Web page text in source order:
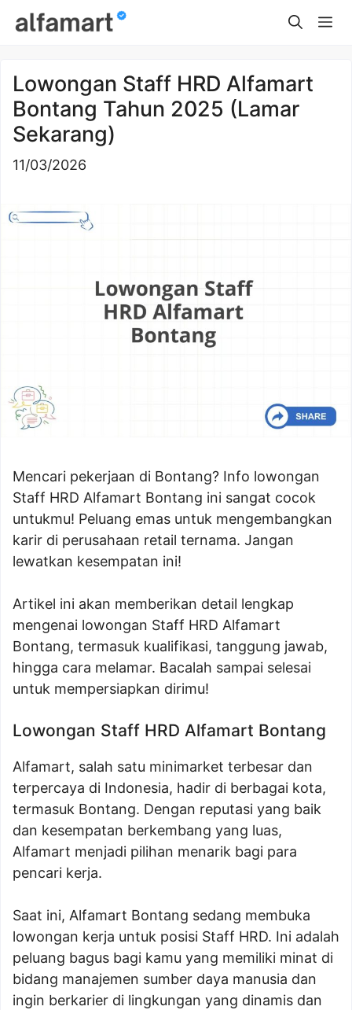
Lowongan Staff HRD Alfamart
Bontang Tahun 2025 (Lamar
Sekarang)
11/03/2026
Mencari pekerjaan di Bontang? Info lowongan
Staff HRD Alfamart Bontang ini sangat cocok
untukmu! Peluang emas untuk mengembangkan
karir di perusahaan retail ternama. Jangan
lewatkan kesempatan ini!
Artikel ini akan memberikan detail lengkap
mengenai lowongan Staff HRD Alfamart
Bontang, termasuk kualifikasi, tanggung jawab,
hingga cara melamar. Bacalah sampai selesai
untuk mempersiapkan dirimu!
Lowongan Staff HRD Alfamart Bontang
Alfamart, salah satu minimarket terbesar dan
terpercaya di Indonesia, hadir di berbagai kota,
termasuk Bontang. Dengan reputasi yang baik
dan kesempatan berkembang yang luas,
Alfamart menjadi pilihan menarik bagi para
pencari kerja.
Saat ini, Alfamart Bontang sedang membuka
lowongan kerja untuk posisi Staff HRD. Ini adalah
peluang bagus bagi kamu yang memiliki minat di
bidang manajemen sumber daya manusia dan
ingin berkarier di lingkungan yang dinamis dan